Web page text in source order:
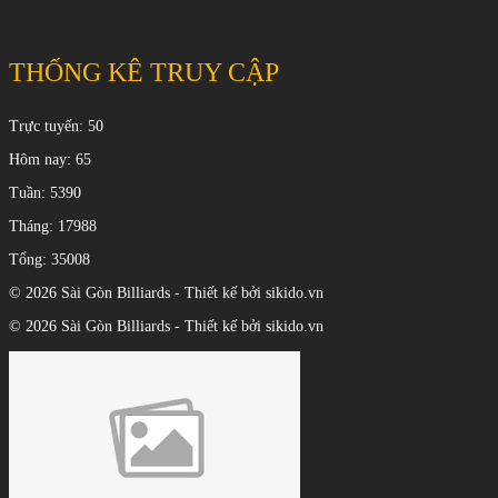
THỐNG KÊ TRUY CẬP
Trực tuyến: 50
Hôm nay: 65
Tuần: 5390
Tháng: 17988
Tổng: 35008
© 2026 Sài Gòn Billiards - Thiết kế bởi sikido.vn
© 2026 Sài Gòn Billiards - Thiết kế bởi sikido.vn